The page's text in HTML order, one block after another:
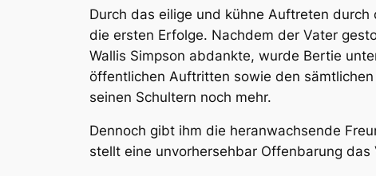
Durch das eilige und kühne Auftreten
die ersten Erfolge. Nachdem der Vater
Wallis Simpson abdankte, wurde Bertie
öffentlichen Auftritten sowie den
seinen Schultern noch mehr.
Dennoch gibt ihm die heranwachsende
stellt eine unvorhersehbar Offenbarung